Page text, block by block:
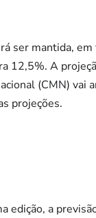
ser mantida,
12,5%. A
(CMN)
projeções.
edição, a